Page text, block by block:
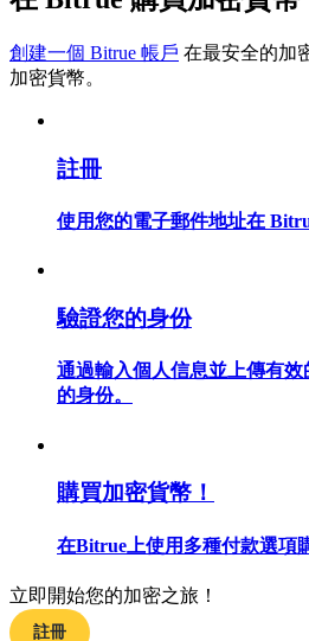
合約指南
創建一個 Bitrue 帳戶 在最安全的加
加密貨幣。
註冊
使用您的電子郵件地址在
驗證您的身份
通過輸入個人信息並上傳有
的身份。
購買加密貨幣！
在Bitrue上使用多種付款選項
立即開始您的加密之旅！
註冊